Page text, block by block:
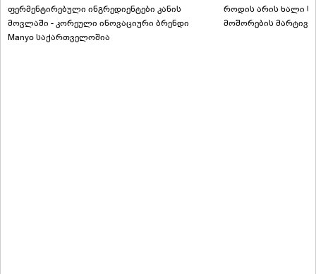
ფერმენტირებული ინგრედიენტები კანის
მოვლაში - კორეული ინოვაციური ბრენდი
Manyo საქართველოშია
როდის არის ხალი
მოშორების